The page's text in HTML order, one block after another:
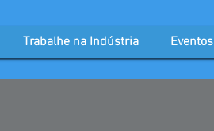
Trabalhe na Indústria Eventos